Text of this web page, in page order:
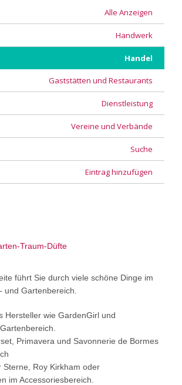
Alle Anzeigen
Handwerk
Handel
Gaststätten und Restaurants
Dienstleistung
Vereine und Verbände
Suche
Eintrag hinzufügen
Traum-Düfte
führt Sie durch viele schöne Dinge im
und Gartenbereich.
Hersteller wie GardenGirl und
Primavera und Savonnerie de Bormes
Sterne, Roy Kirkham oder
im Accessoriesbereich.